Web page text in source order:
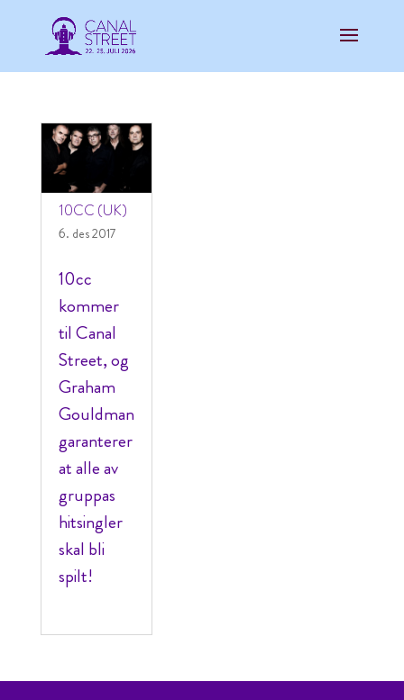
10CC (UK)
6. des 2017
10cc
kommer
til Canal
Street, og
Graham
Gouldman
garanterer
at alle av
gruppas
hitsingler
skal bli
spilt!